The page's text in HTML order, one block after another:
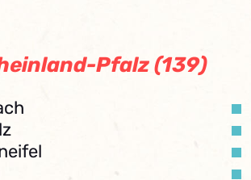
Pfalz (139)